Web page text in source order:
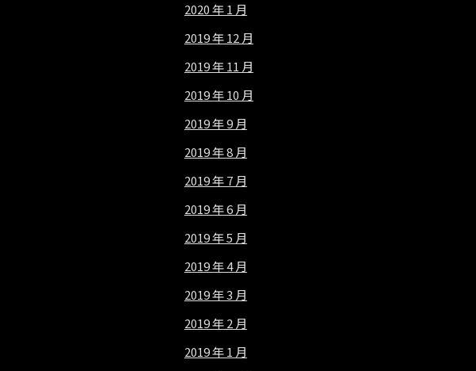
2020 年 1 月
2019 年 12 月
2019 年 11 月
2019 年 10 月
2019 年 9 月
2019 年 8 月
2019 年 7 月
2019 年 6 月
2019 年 5 月
2019 年 4 月
2019 年 3 月
2019 年 2 月
2019 年 1 月